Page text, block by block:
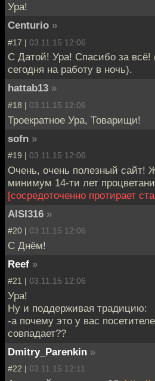
Ура!
Centurio »
#17 | 03.11.15 12:06
С Датой! Ура! Спасибо за всё!
сегодня на работу в ночь).
hattab13 »
#18 | 03.11.15 12:06
Троекратное Ура, Товарищи!
sofn »
#19 | 03.11.15 12:06
Очень, очень полезный сайт!
минимум 14-ти лет
[сосредоточенно протирает
AISI316 »
#20 | 03.11.15 12:06
С Днём!
Reef »
#21 | 03.11.15 12:06
Ура!
Ну и поддерживая традицию:
-а почему это у вас
совпадает??
Dmitry_Parenkin »
#22 | 03.11.15 12:11